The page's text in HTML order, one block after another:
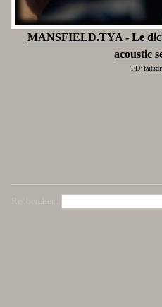
MANSFIELD.TYA - Le
acoustic
’FD’